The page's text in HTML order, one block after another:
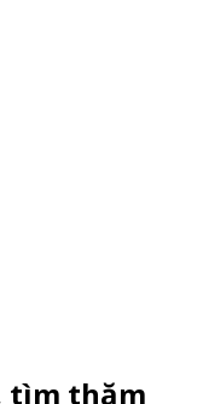
tìm thăm